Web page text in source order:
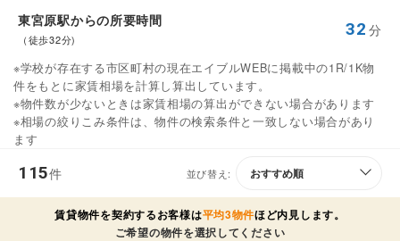
東宮原駅からの所要時間
（徒歩32分)
32 分
※学校が存在する市区町村の現在エイブルWEBに掲載中の1R/1K物
件をもとに家賃相場を計算し算出しています。
※物件数が少ないときは家賃相場の算出ができない場合があります
※相場の絞りこみ条件は、物件の検索条件と一致しない場合があり
ます
115件 並び替え:
賃貸物件を契約するお客様は平均3物件ほど内見します。
ご希望の物件を選択してください